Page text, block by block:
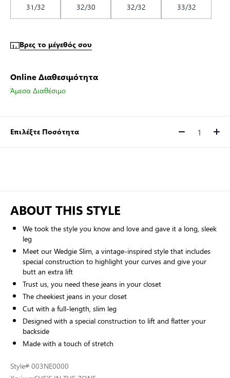
31/32
32/30 32/32 33/32
Βρες το μέγεθός σου
Online Διαθεσιμότητα
Άμεσα Διαθέσιμο
Επιλέξτε Ποσότητα Ποσότητα
ABOUT THIS STYLE
We took the style you know and love and gave it a long, sleek
leg
Meet our Wedgie Slim, a vintage-inspired style that includes
special construction to highlight your curves and give your
butt an extra lift
Trust us, you need these jeans in your closet
The cheekiest jeans in your closet
Cut with a full-length, slim leg
Designed with a special construction to lift and flatter your
backside
Made with a touch of stretch
Style# 003NE0000